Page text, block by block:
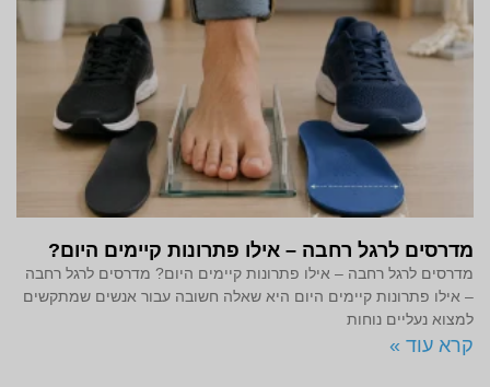
מדרסים לרגל רחבה – אילו פתרונות קיימים היום?
מדרסים לרגל רחבה – אילו פתרונות קיימים היום? מדרסים לרגל רחבה
– אילו פתרונות קיימים היום היא שאלה חשובה עבור אנשים שמתקשים
למצוא נעליים נוחות
קרא עוד »